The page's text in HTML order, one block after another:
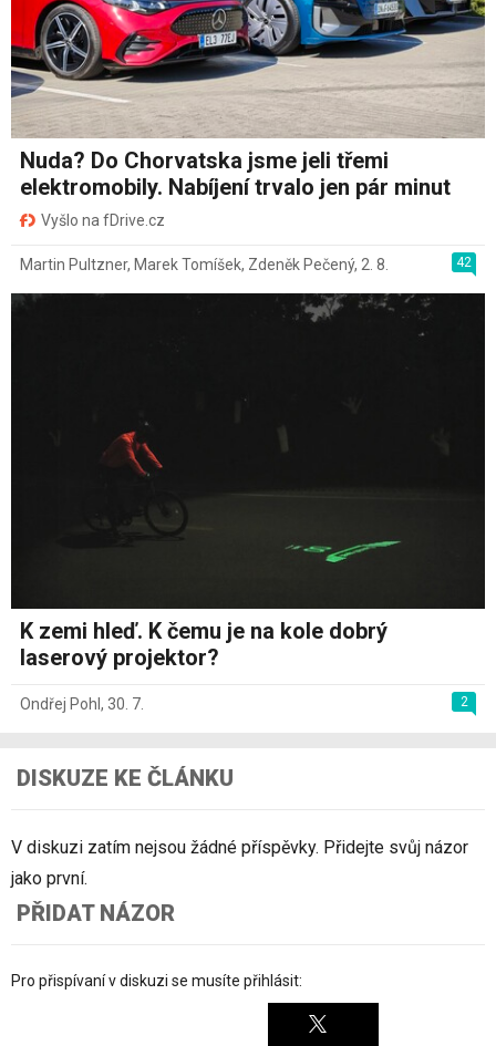
Nuda? Do Chorvatska jsme jeli třemi
elektromobily. Nabíjení trvalo jen pár minut
Vyšlo na fDrive.cz
42
Martin Pultzner, Marek Tomíšek, Zdeněk Pečený, 2. 8.
K zemi hleď. K čemu je na kole dobrý
laserový projektor?
2
Ondřej Pohl , 30. 7.
DISKUZE KE ČLÁNKU
V diskuzi zatím nejsou žádné příspěvky. Přidejte svůj názor
jako první.
PŘIDAT NÁZOR
Pro přispívaní v diskuzi se musíte přihlásit: